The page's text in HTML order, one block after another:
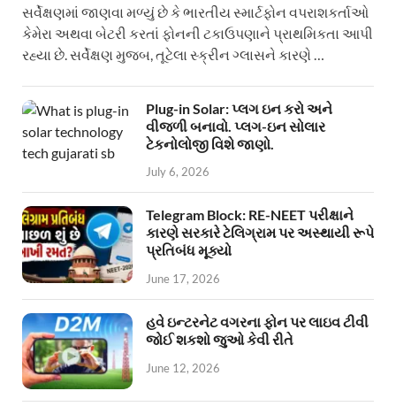
સર્વેક્ષણમાં જાણવા મળ્યું છે કે ભારતીય સ્માર્ટફોન વપરાશકર્તાઓ
કેમેરા અથવા બેટરી કરતાં ફોનની ટકાઉપણાને પ્રાથમિકતા આપી
રહ્યા છે. સર્વેક્ષણ મુજબ, તૂટેલા સ્ક્રીન ગ્લાસને કારણે …
Plug-in Solar: પ્લગ ઇન કરો અને
વીજળી બનાવો. પ્લગ-ઇન સોલાર
ટેકનોલોજી વિશે જાણો.
July 6, 2026
Telegram Block: RE-NEET પરીક્ષાને
કારણે સરકારે ટેલિગ્રામ પર અસ્થાયી રૂપે
પ્રતિબંધ મૂક્યો
June 17, 2026
હવે ઇન્ટરનેટ વગરના ફોન પર લાઇવ ટીવી
જોઈ શકશો જુઓ કેવી રીતે
June 12, 2026